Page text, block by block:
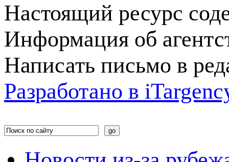
Настоящий ресурс
Информация об
Написать письмо в
Разработано в i